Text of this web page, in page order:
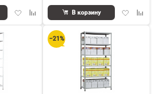
ДобавитьДобавить
сравнению
Добавить
В корзину
−21%